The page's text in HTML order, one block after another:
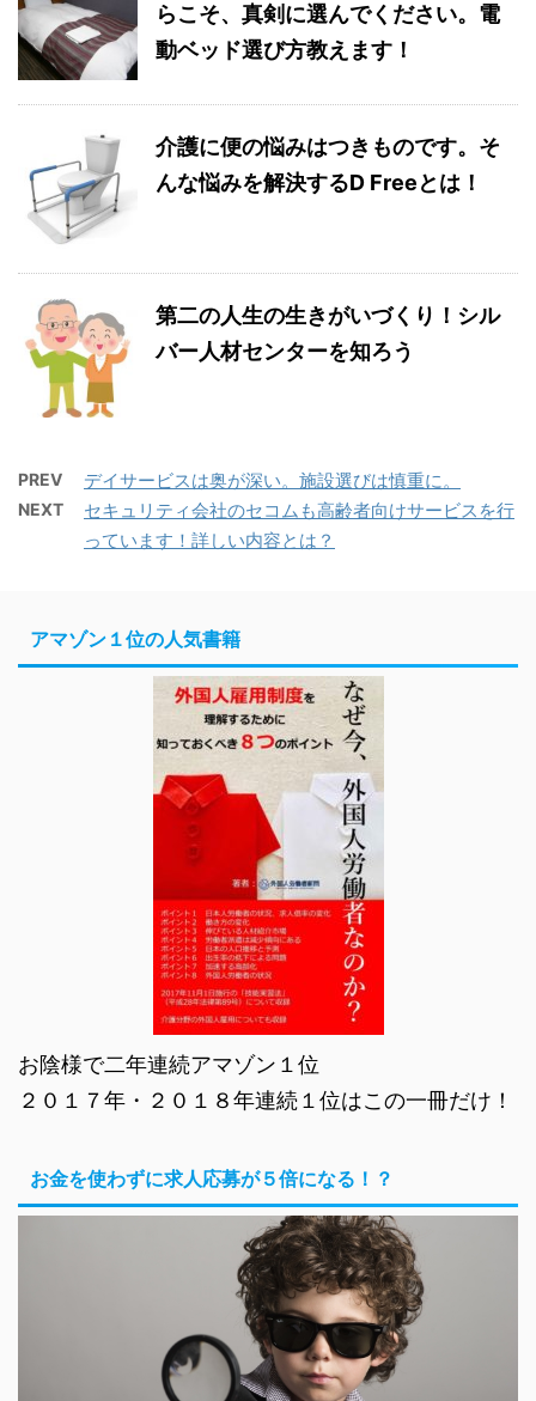
らこそ、真剣に選んでください。電
動ベッド選び方教えます！
介護に便の悩みはつきものです。そ
んな悩みを解決するD Freeとは！
第二の人生の生きがいづくり！シル
バー人材センターを知ろう
PREV デイサービスは奥が深い。施設選びは慎重に。
NEXT
セキュリティ会社のセコムも高齢者向けサービスを行
っています！詳しい内容とは？
アマゾン１位の人気書籍
お陰様で二年連続アマゾン１位
２０１７年・２０１８年連続１位はこの一冊だけ！
お金を使わずに求人応募が５倍になる！？